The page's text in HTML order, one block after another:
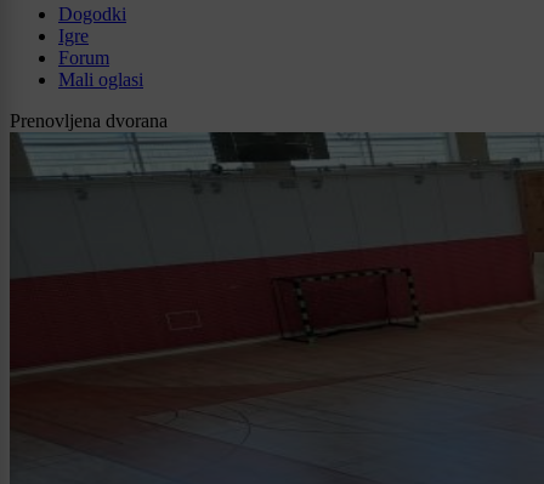
Dogodki
Igre
Forum
Mali oglasi
Prenovljena dvorana